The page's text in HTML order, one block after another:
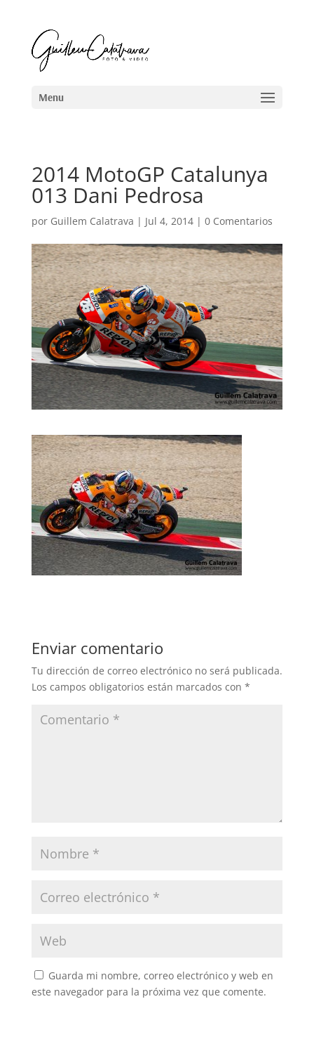
2014 MotoGP Catalunya
013 Dani Pedrosa
por Guillem Calatrava | Jul 4, 2014| 0 Comentarios
Enviar comentario
Tu dirección de correo electrónico no será publicada.
Los campos obligatorios están marcados con *
Guarda mi nombre, correo electrónico y web en
este navegador para la próxima vez que comente.